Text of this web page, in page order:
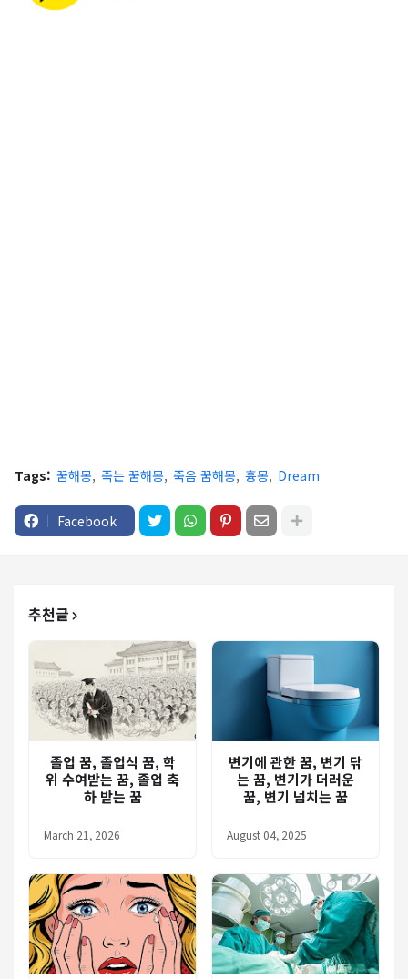
Tags: 꿈해몽 죽는 꿈해몽 죽음 꿈해몽 흉몽 Dream
Facebook
추천글
졸업 꿈, 졸업식 꿈, 학
위 수여받는 꿈, 졸업 축
하 받는 꿈
March 21, 2026
변기에 관한 꿈, 변기 닦
는 꿈, 변기가 더러운
꿈, 변기 넘치는 꿈
August 04, 2025